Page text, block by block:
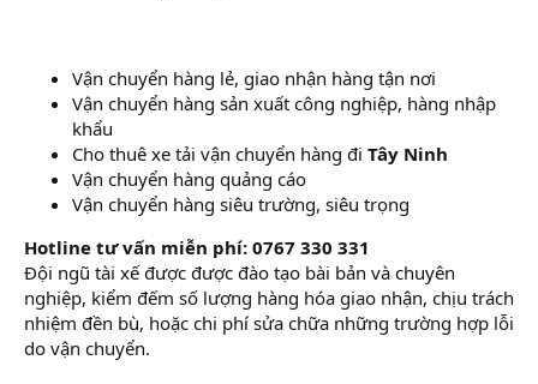
Vận chuyển hàng lẻ, giao nhận hàng tận nơi
Vận chuyển hàng sản xuất công nghiệp, hàng nhập
khẩu
Cho thuê xe tải vận chuyển hàng đi Tây Ninh
Vận chuyển hàng quảng cáo
Vận chuyển hàng siêu trường, siêu trọng
Hotline tư vấn miễn phí: 0767 330 331
Đội ngũ tài xế được được đào tạo bài bản và chuyên
nghiệp, kiểm đếm số lượng hàng hóa giao nhận, chịu trách
nhiệm đền bù, hoặc chi phí sửa chữa những trường hợp lỗi
do vận chuyển.